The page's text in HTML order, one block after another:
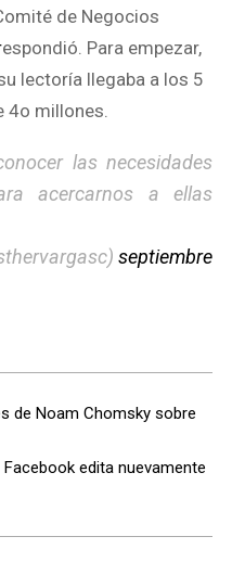
de Negocios
espondió. Para empezar,
lectoría llegaba a los 5
4o millones.
las necesidades
acercarnos a ellas
septiembre
de Noam Chomsky sobre
Facebook edita nuevamente